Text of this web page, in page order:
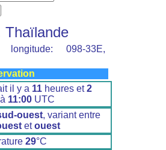
Thaïlande
longitude: 098-33E,
il y a 11heures et2
11:00UTC
ouest, variant entre
etouest
29°C